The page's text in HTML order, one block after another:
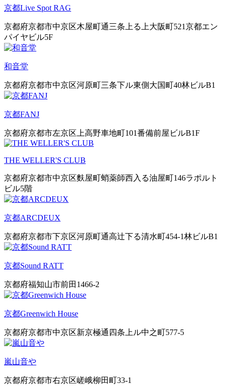
京都Live Spot RAG
京都府京都市中京区木屋町通三条上る上大阪町521京都エン
パイヤビル5F
和音堂
京都府京都市中京区河原町三条下ル東側大国町40林ビルB1
京都FANJ
京都府京都市左京区上高野車地町101番備前屋ビルB1F
THE WELLER'S CLUB
京都府京都市中京区麩屋町蛸薬師西入る油屋町146ラポルト
ビル5階
京都ARCDEUX
京都府京都市下京区河原町通高辻下る清水町454-1林ビルB1
京都Sound RATT
京都府福知山市前田1466-2
京都Greenwich House
京都府京都市中京区新京極通四条上ル中之町577-5
嵐山音や
京都府京都市右京区嵯峨柳田町33-1